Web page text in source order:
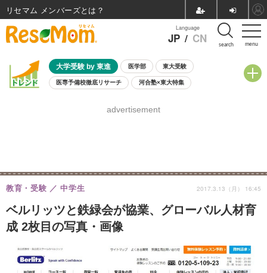
menu
Language
JP / CN search
大学受験 by 東進 医学部 東大受験
医専予備校徹底リサーチ 河合塾×東大特集
8月開催学校説明会・相談会
advertisement
ベルリッツと鉄緑会が協業、グローバル人材育
成 2枚目の写真・画像
教育・受験 中学生 2017.3.13（月） 16:45
リセマム メンバーズ